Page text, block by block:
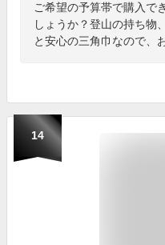
ご希望の予算帯で購入で
しょうか？登山の持ち物
と安心の三角巾なので、
14